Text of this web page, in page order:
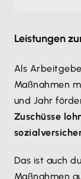
Leistungen
Als
Maßnahmen
und Jahr
Zuschüsse
Das ist auch
Maßnahmen